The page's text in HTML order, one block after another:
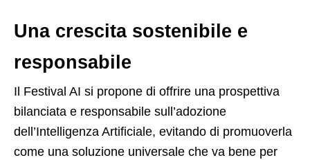
Una crescita sostenibile e
responsabile
Il Festival AI si propone di offrire una prospettiva
bilanciata e responsabile sull’adozione
dell’Intelligenza Artificiale, evitando di promuoverla
come una soluzione universale che va bene per